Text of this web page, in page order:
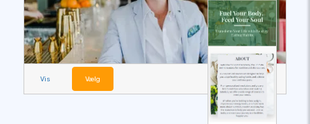
Vis Vælg